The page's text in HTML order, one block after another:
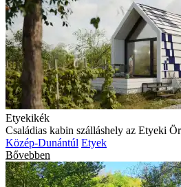
Etyekikék
Családias kabin szálláshely az Etyeki
Közép-Dunántúl Etyek
Bővebben